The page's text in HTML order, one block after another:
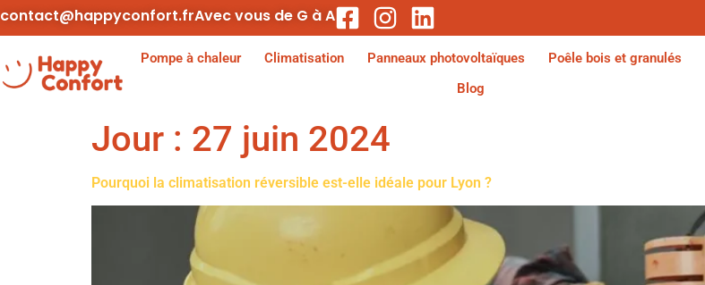
contact@happyconfort.frAvec vous de G à A
Pompe à chaleur Climatisation Panneaux photovoltaïques Poêle bois et granulés
Blog
Jour : 27 juin 2024
Pourquoi la climatisation réversible est-elle idéale pour Lyon ?